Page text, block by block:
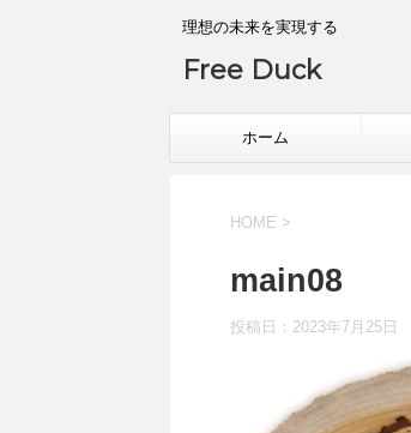
理想の未来を実現する
Free Duck
ホーム
HOME >
main08
投稿日： 2023年7月25日